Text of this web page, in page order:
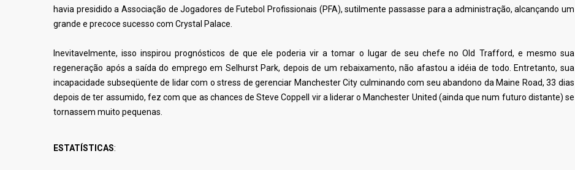
havia presidido a Associação de Jogadores de Futebol Profissionais (PFA), sutilmente passasse para a administração, alcançando um
grande e precoce sucesso com Crystal Palace.
Inevitavelmente, isso inspirou prognósticos de que ele poderia vir a tomar o lugar de seu chefe no Old Trafford, e mesmo sua
regeneração após a saída do emprego em Selhurst Park, depois de um rebaixamento, não afastou a idéia de todo. Entretanto, sua
incapacidade subseqüente de lidar com o stress de gerenciar Manchester City culminando com seu abandono da Maine Road, 33 dias
depois de ter assumido, fez com que as chances de Steve Coppell vir a liderar o Manchester United (ainda que num futuro distante) se
tornassem muito pequenas.
ESTATÍSTICAS: